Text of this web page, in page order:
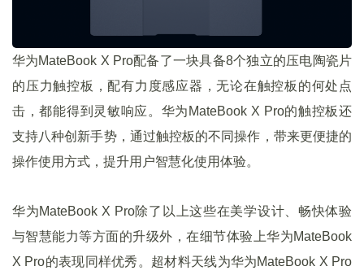
华为MateBook X Pro配备了一块具备8个独立的压电陶瓷片
的压力触控板，配有力度感应器，无论在触控板的何处点
击，都能得到灵敏响应。华为MateBook X Pro的触控板还
支持八种创新手势，通过触控板的不同操作，带来更便捷的
操作使用方式，提升用户智慧化使用体验。
华为MateBook X Pro除了以上这些在美学设计、畅快体验
与智慧能力等方面的升级外，在细节体验上华为MateBook
X Pro的表现同样优秀。超材料天线为华为MateBook X Pro